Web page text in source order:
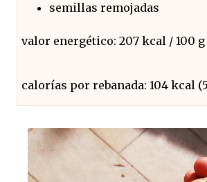
semillas remojadas
valor energético: 207 kcal / 100 g
calorías por rebanada: 104 kcal